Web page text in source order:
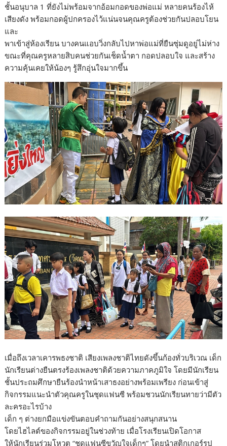
ชั้นอนุบาล 1 ที่ยังไม่พร้อมจากอ้อมกอดของพ่อแม่ หลายคนร้องไห้
เสียงดัง พร้อมกอดผู้ปกครองไว้แน่นจนคุณครูต้องช่วยกันปลอบโยน
และ
พาเข้าสู่ห้องเรียน บางคนแอบวิ่งกลับไปหาพ่อแม่ที่ยืนซุ่มดูอยู่ไม่ห่าง
ขณะที่คุณครูหลายสิบคนช่วยกันเช็ดน้ำตา กอดปลอบใจ และสร้าง
ความคุ้นเคยให้น้องๆ รู้สึกอุ่นใจมากขึ้น
เมื่อถึงเวลาเคารพธงชาติ เสียงเพลงชาติไทยดังขึ้นก้องทั่วบริเวณ เด็ก
นักเรียนต่างยืนตรงร้องเพลงชาติด้วยความภาคภูมิใจ โดยมีนักเรียน
ชั้นประถมศึกษายืนร้องนำหน้าเสาธงอย่างพร้อมเพรียง ก่อนเข้าสู่
กิจกรรมแนะนำตัวคุณครูในชุดแฟนซี พร้อมชวนนักเรียนทายว่ามีตัว
ละครอะไรบ้าง
เด็ก ๆ ต่างยกมือแข่งขันตอบคำถามกันอย่างสนุกสนาน
โดยไฮไลต์ของกิจกรรมอยู่ในช่วงท้าย เมื่อโรงเรียนเปิดโอกาส
ให้นักเรียนร่วมโหวต “ชุดแฟนซีขวัญใจเด็กๆ” โดยนำสติกเกอร์รูป